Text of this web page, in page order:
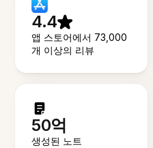
4.4
앱 스토어에서 73,000
개 이상의 리뷰
50억
생성된 노트